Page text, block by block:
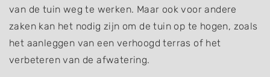
van de tuin weg te werken. Maar ook voor andere
zaken kan het nodig zijn om de tuin op te hogen, zoals
het aanleggen van een verhoogd terras of het
verbeteren van de afwatering.